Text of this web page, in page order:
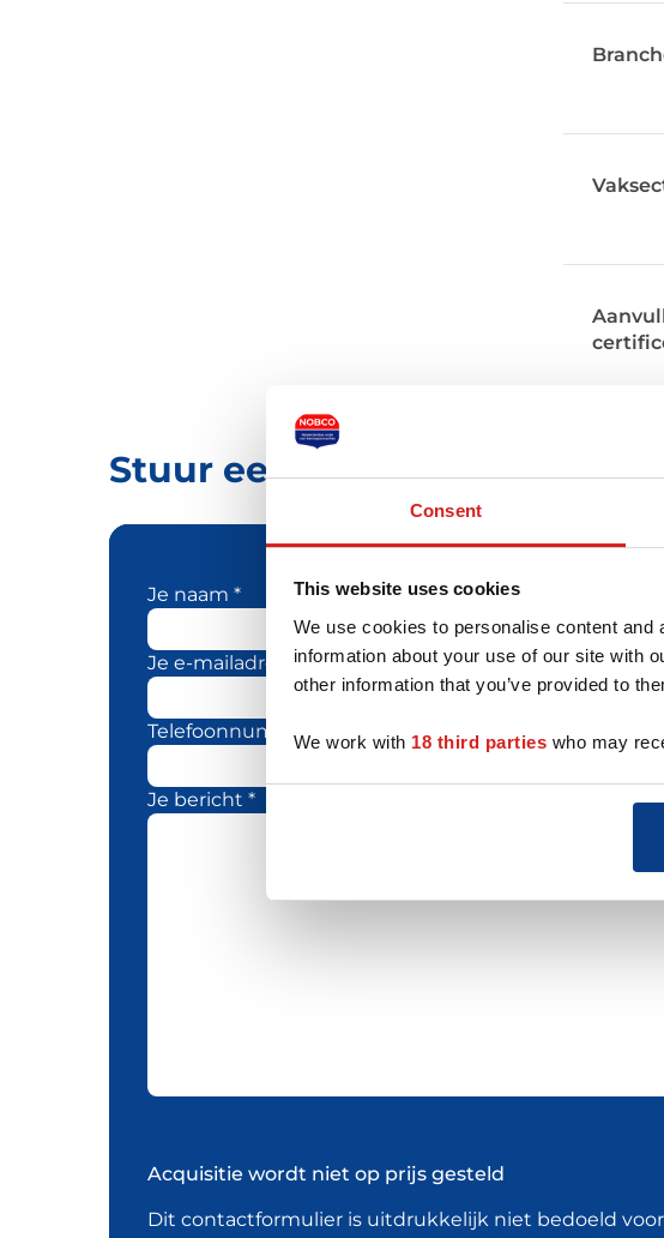
Consent
This website uses cookies
We use cookies to personalise content
information about your use of our site with
other information that you’ve provided to
We work with 18 third parties who may
Stuur een bericht naar deze
Je naam *
Je e-mailadres *
Telefoonnummer
Je bericht *
Acquisitie wordt niet op prijs gesteld
Dit contactformulier is uitdrukkelijk niet bedoeld